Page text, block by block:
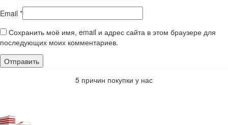
Email *
Сохранить моё имя, email и адрес сайта в этом браузере для
последующих моих комментариев.
5 причин покупки у нас